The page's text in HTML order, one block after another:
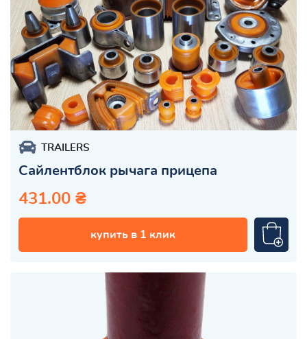
TRAILERS
Сайлентблок рычага прицепа
431.00 ₴
купить в 1 клик